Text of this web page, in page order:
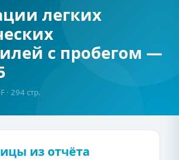
легких
с пробегом —
· 294 стр.
из отчёта